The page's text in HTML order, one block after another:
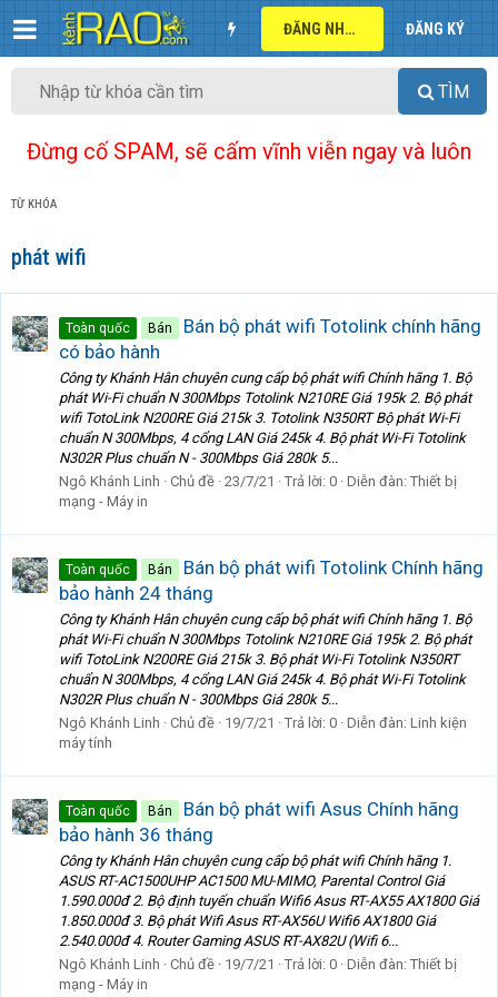
ĐĂNG NHẬP ĐĂNG KÝ
TÌM
Đừng cố SPAM, sẽ cấm vĩnh viễn ngay và luôn
TỪ KHÓA
phát wifi
Toàn quốc Bán
Bán bộ phát wifi Totolink chính hãng
có bảo hành
Công ty Khánh Hân chuyên cung cấp bộ phát wifi Chính hãng 1. Bộ
phát Wi-Fi chuẩn N 300Mbps Totolink N210RE Giá 195k 2. Bộ phát
wifi TotoLink N200RE Giá 215k 3. Totolink N350RT Bộ phát Wi-Fi
chuẩn N 300Mbps, 4 cổng LAN Giá 245k 4. Bộ phát Wi-Fi Totolink
N302R Plus chuẩn N - 300Mbps Giá 280k 5...
Ngô Khánh Linh
Chủ đề 23/7/21 Trả lời: 0 Diễn đàn: Thiết bị
mạng - Máy in
Toàn quốc Bán
Bán bộ phát wifi Totolink Chính hãng
bảo hành 24 tháng
Công ty Khánh Hân chuyên cung cấp bộ phát wifi Chính hãng 1. Bộ
phát Wi-Fi chuẩn N 300Mbps Totolink N210RE Giá 195k 2. Bộ phát
wifi TotoLink N200RE Giá 215k 3. Bộ phát Wi-Fi Totolink N350RT
chuẩn N 300Mbps, 4 cổng LAN Giá 245k 4. Bộ phát Wi-Fi Totolink
N302R Plus chuẩn N - 300Mbps Giá 280k 5...
Ngô Khánh Linh
Chủ đề 19/7/21 Trả lời: 0 Diễn đàn: Linh kiện
máy tính
Toàn quốc Bán
Bán bộ phát wifi Asus Chính hãng
bảo hành 36 tháng
Công ty Khánh Hân chuyên cung cấp bộ phát wifi Chính hãng 1.
ASUS RT-AC1500UHP AC1500 MU-MIMO, Parental Control Giá
1.590.000đ 2. Bộ định tuyến chuẩn Wifi6 Asus RT-AX55 AX1800 Giá
1.850.000đ 3. Bộ phát Wifi Asus RT-AX56U Wifi6 AX1800 Giá
2.540.000đ 4. Router Gaming ASUS RT-AX82U (Wifi 6...
Ngô Khánh Linh
Chủ đề 19/7/21 Trả lời: 0 Diễn đàn: Thiết bị
mạng - Máy in